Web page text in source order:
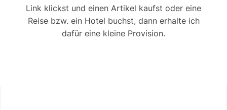
Link klickst und einen Artikel kaufst oder eine
Reise bzw. ein Hotel buchst, dann erhalte ich
dafür eine kleine Provision.